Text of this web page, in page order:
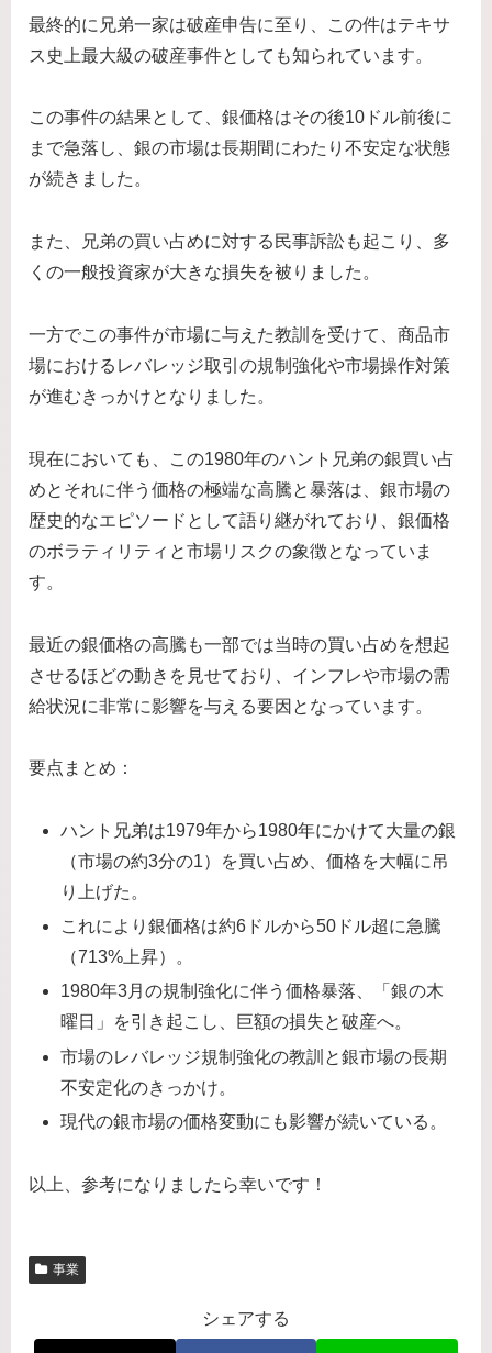
最終的に兄弟一家は破産申告に至り、この件はテキサ
ス史上最大級の破産事件としても知られています。
この事件の結果として、銀価格はその後10ドル前後に
まで急落し、銀の市場は長期間にわたり不安定な状態
が続きました。
また、兄弟の買い占めに対する民事訴訟も起こり、多
くの一般投資家が大きな損失を被りました。
一方でこの事件が市場に与えた教訓を受けて、商品市
場におけるレバレッジ取引の規制強化や市場操作対策
が進むきっかけとなりました。
現在においても、この1980年のハント兄弟の銀買い占
めとそれに伴う価格の極端な高騰と暴落は、銀市場の
歴史的なエピソードとして語り継がれており、銀価格
のボラティリティと市場リスクの象徴となっていま
す。
最近の銀価格の高騰も一部では当時の買い占めを想起
させるほどの動きを見せており、インフレや市場の需
給状況に非常に影響を与える要因となっています。
要点まとめ：
ハント兄弟は1979年から1980年にかけて大量の銀
（市場の約3分の1）を買い占め、価格を大幅に吊
り上げた。
これにより銀価格は約6ドルから50ドル超に急騰
（713%上昇）。
1980年3月の規制強化に伴う価格暴落、「銀の木
曜日」を引き起こし、巨額の損失と破産へ。
市場のレバレッジ規制強化の教訓と銀市場の長期
不安定化のきっかけ。
現代の銀市場の価格変動にも影響が続いている。
以上、参考になりましたら幸いです！
事業
シェアする